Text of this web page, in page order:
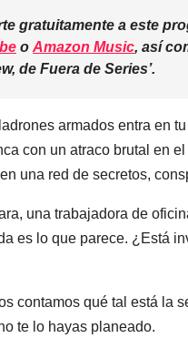
gratuitamente a este
o Amazon Music, así
de Fuera de Series’.
armados entra en
con un atraco brutal en
una red de secretos,
una trabajadora de
es lo que parece. ¿Está
contamos qué tal está la
te lo hayas planeado.